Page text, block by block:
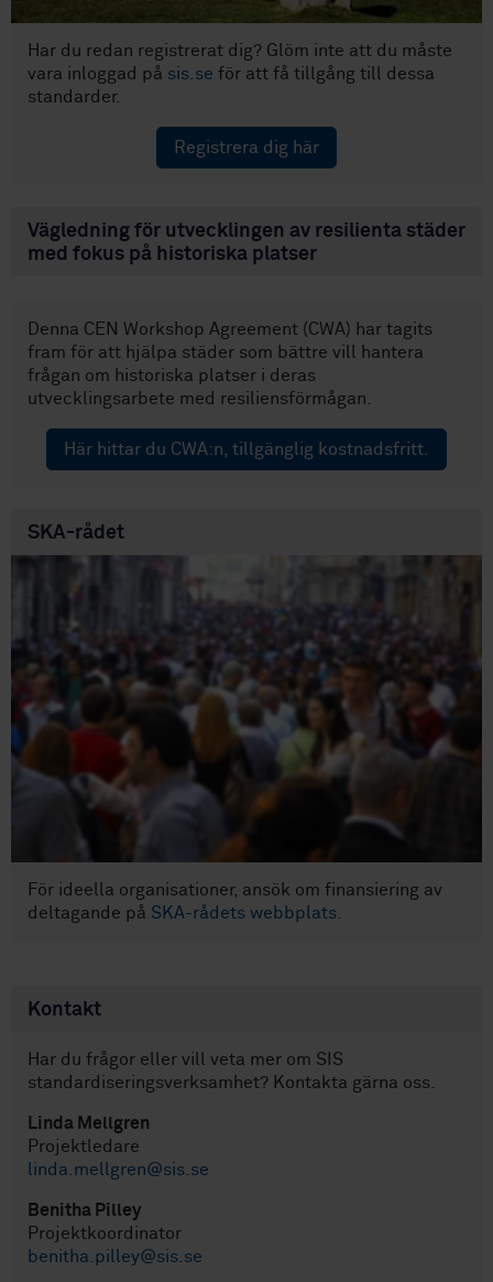
Har du redan registrerat dig? Glöm inte att du måste
vara inloggad på sis.se för att få tillgång till dessa
standarder.
Registrera dig här
Vägledning för utvecklingen av resilienta städer
med fokus på historiska platser
Denna CEN Workshop Agreement (CWA) har tagits
fram för att hjälpa städer som bättre vill hantera
frågan om historiska platser i deras
utvecklingsarbete med resiliensförmågan.
Här hittar du CWA:n, tillgänglig kostnadsfritt.
SKA-rådet
För ideella organisationer, ansök om finansiering av
deltagande på SKA-rådets webbplats.
Kontakt
Har du frågor eller vill veta mer om SIS
standardiseringsverksamhet? Kontakta gärna oss.
Linda Mellgren
Projektledare
linda.mellgren@sis.se
Benitha Pilley
Projektkoordinator
benitha.pilley@sis.se